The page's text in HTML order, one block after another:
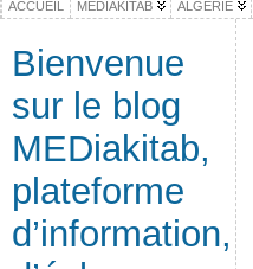
ACCUEIL MEDIAKITAB ALGÉRIE
Bienvenue
sur le blog
MEDiakitab,
plateforme
d’information,